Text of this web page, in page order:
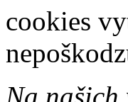
cookies